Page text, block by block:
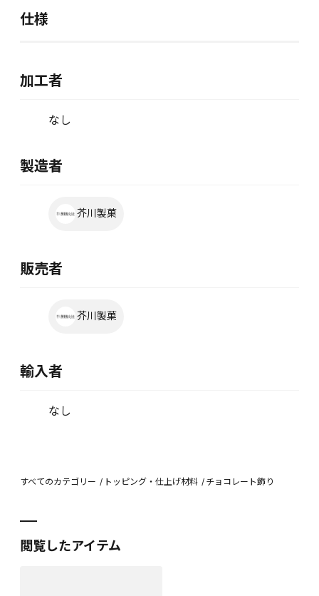
仕様
加工者
なし
製造者
芥川製菓
販売者
芥川製菓
輸入者
なし
すべてのカテゴリー トッピング・仕上げ材料 チョコレート飾り
閲覧したアイテム